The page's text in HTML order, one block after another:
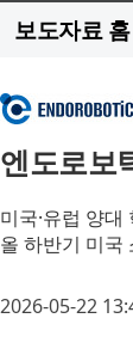
보도자료 홈
엔도로보
미국·유럽 양
올 하반기 미국
2026-05-22